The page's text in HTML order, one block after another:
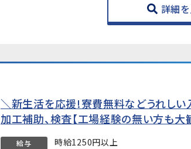
詳細
＼新生活を応援!寮費無料などうれしい
加工補助、検査【工場経験の無い方も大
給与 時給1250円以上